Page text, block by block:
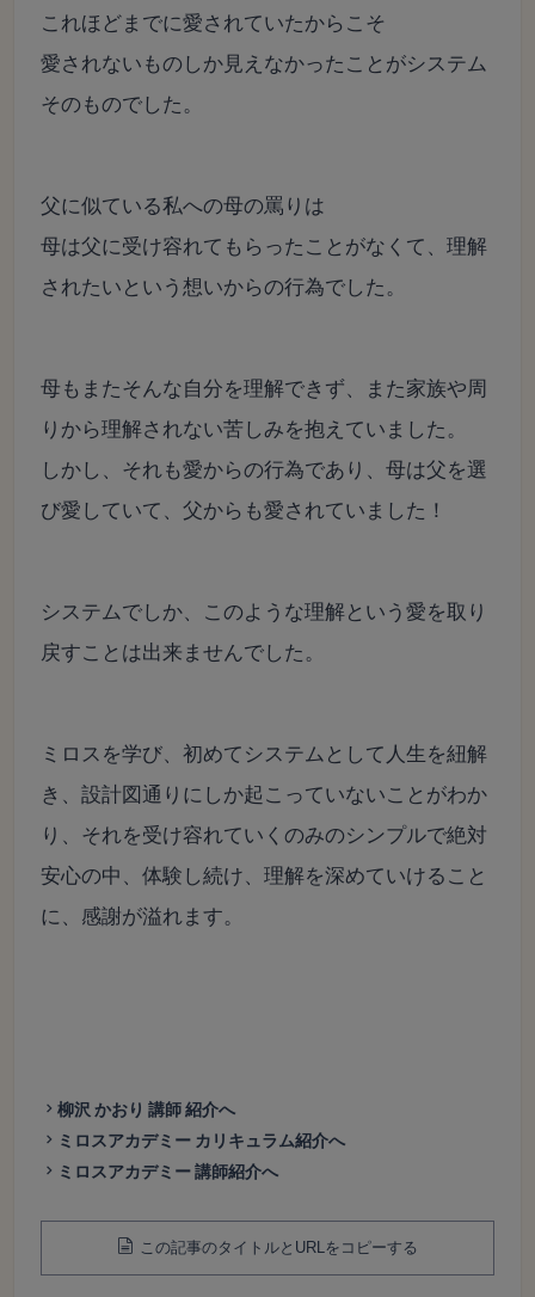
これほどまでに愛されていたからこそ
愛されないものしか見えなかったことがシステム
そのものでした。
父に似ている私への母の罵りは
母は父に受け容れてもらったことがなくて、 理解
されたいという想いからの行為でした。
母もまたそんな自分を理解できず、
また家族や周
りから理解されない苦しみを抱えていました。
しかし、それも愛からの行為であり、 母は父を選
び愛していて、 父からも愛されていました！
システムでしか、このような理解という愛を取り
戻すことは出来ませんでした。
ミロスを学び、初めてシステムとして人生を紐解
き、 設計図通りにしか起こっていないことがわか
り、 それを受け容れていくのみのシンプルで絶対
安心の中、 体験し続け、理解を深めていけること
に、感謝が溢れます。
柳沢 かおり 講師 紹介へ
ミロスアカデミー カリキュラム紹介へ
ミロスアカデミー 講師紹介へ
この記事のタイトルとURLをコピーする